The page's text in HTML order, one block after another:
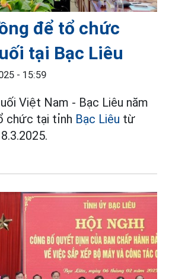
để tổ chức
tại Bạc Liêu
- 15:59
Việt Nam - Bạc Liêu năm
chức tại tỉnh Bạc Liêu từ